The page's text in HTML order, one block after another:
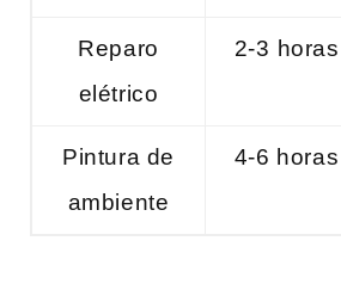
Reparo
elétrico
2-3 ⁢horas
Pintura de
ambiente
4-6 horas